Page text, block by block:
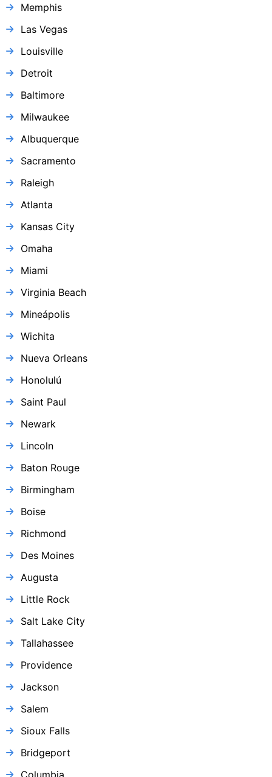
Memphis
Las Vegas
Louisville
Detroit
Baltimore
Milwaukee
Albuquerque
Sacramento
Raleigh
Atlanta
Kansas City
Omaha
Miami
Virginia Beach
Mineápolis
Wichita
Nueva Orleans
Honolulú
Saint Paul
Newark
Lincoln
Baton Rouge
Birmingham
Boise
Richmond
Des Moines
Augusta
Little Rock
Salt Lake City
Tallahassee
Providence
Jackson
Salem
Sioux Falls
Bridgeport
Columbia